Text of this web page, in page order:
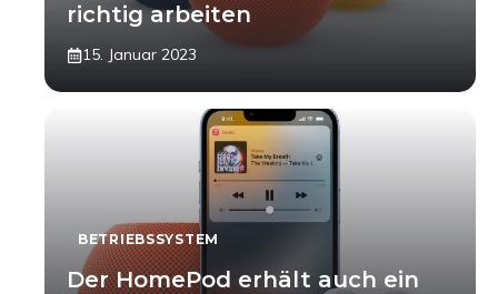
richtig arbeiten
15. Januar 2023
BETRIEBSSYSTEM
Der HomePod erhält auch ein